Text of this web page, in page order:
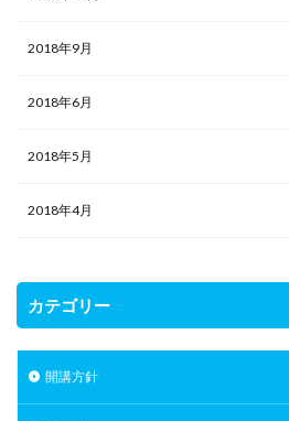
2018年9月
2018年6月
2018年5月
2018年4月
カテゴリー
開講方針